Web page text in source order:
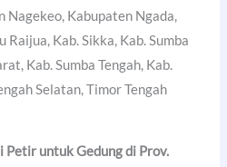
Nagekeo, Kabupaten Ngada,
Raijua, Kab. Sikka, Kab. Sumba
Kab. Sumba Tengah, Kab.
Selatan, Timor Tengah
untuk Gedung di Prov.